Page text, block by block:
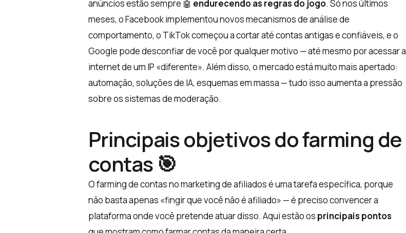
anúncios estão sempre 🤖 endurecendo as regras do jogo. Só nos últimos
meses, o Facebook implementou novos mecanismos de análise de
comportamento, o TikTok começou a cortar até contas antigas e confiáveis, e o
Google pode desconfiar de você por qualquer motivo — até mesmo por acessar a
internet de um IP «diferente». Além disso, o mercado está muito mais apertado:
automação, soluções de IA, esquemas em massa — tudo isso aumenta a pressão
sobre os sistemas de moderação.
Principais objetivos do farming de
contas 🎯
O farming de contas no marketing de afiliados é uma tarefa específica, porque
não basta apenas «fingir que você não é afiliado» — é preciso convencer a
plataforma onde você pretende atuar disso. Aqui estão os principais pontos